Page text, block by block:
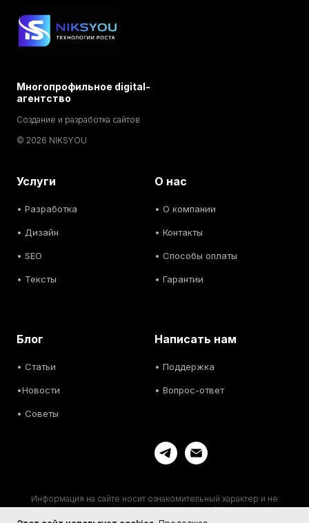
Многопрофильное digital-
агентство
Создание и разработка сайтов
© 2026 NIKSYOU
Услуги
• Разработка
• Дизайн
• SEO
• Тексты
О нас
• О компании
• Контакты
• Способы оплаты
• Гарантии
Блог
• Статьи
•Новости
• Советы
Написать нам
• Поддержка
• Вопрос-ответ
Информация на сайте носит ознакомительный характер и не
являются публичной офертой (ст. 437 ГК РФ). Актуальную